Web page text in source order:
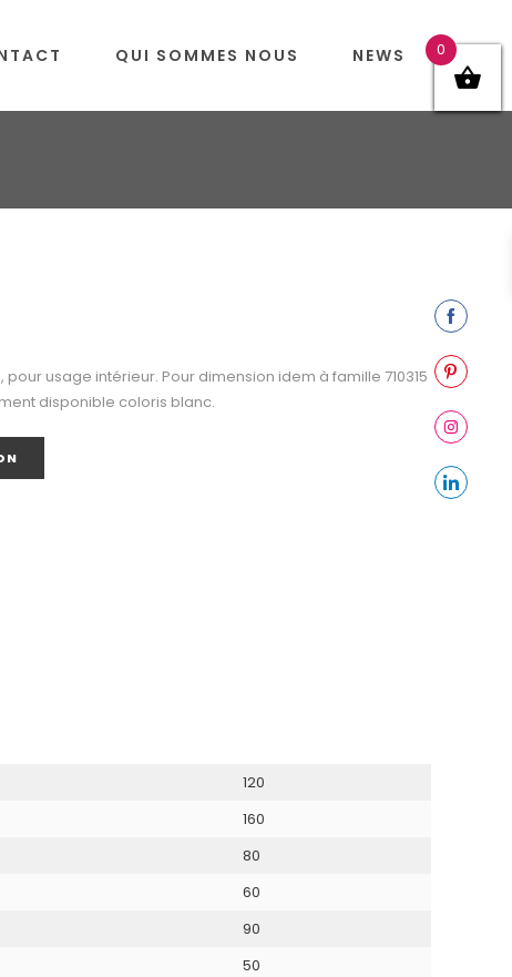
QUI SOMMES NOUS NEWS
usage intérieur. Pour dimension idem à famille 710315
disponible coloris blanc.
120
160
80
60
90
50
0
on
Facebook
on
Pinterest
on
Instagram